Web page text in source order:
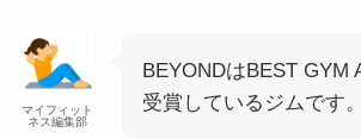
マイフィット
ネス編集部
BEYONDはBEST GYM
受賞しているジムです。